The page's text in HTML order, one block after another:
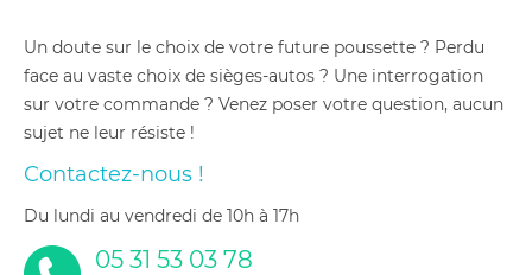
Un doute sur le choix de votre future poussette ? Perdu
face au vaste choix de sièges-autos ? Une interrogation
sur votre commande ? Venez poser votre question, aucun
sujet ne leur résiste !
Contactez-nous !
du lundi au vendredi de 10h à 17h
05 31 53 03 78